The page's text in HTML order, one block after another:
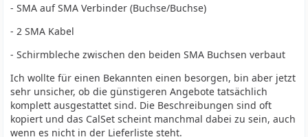
- SMA auf SMA Verbinder (Buchse/Buchse)
- 2 SMA Kabel
- Schirmbleche zwischen den beiden SMA Buchsen verbaut
Ich wollte für einen Bekannten einen besorgen, bin aber jetzt
sehr unsicher, ob die günstigeren Angebote tatsächlich
komplett ausgestattet sind. Die Beschreibungen sind oft
kopiert und das CalSet scheint manchmal dabei zu sein, auch
wenn es nicht in der Lieferliste steht.